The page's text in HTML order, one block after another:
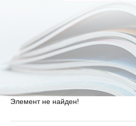
Элемент не найден!